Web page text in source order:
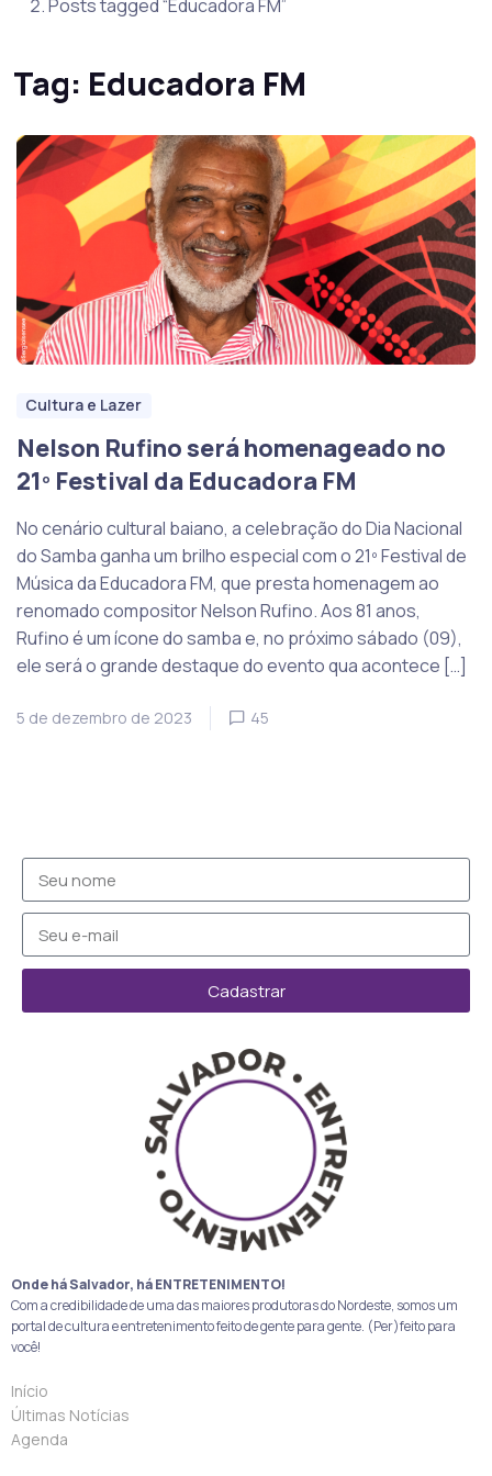
Posts tagged “Educadora FM”
Tag: Educadora FM
Cultura e Lazer
Nelson Rufino será homenageado no
21º Festival da Educadora FM
No cenário cultural baiano, a celebração do Dia Nacional
do Samba ganha um brilho especial com o 21º Festival de
Música da Educadora FM, que presta homenagem ao
renomado compositor Nelson Rufino. Aos 81 anos,
Rufino é um ícone do samba e, no próximo sábado (09),
ele será o grande destaque do evento qua acontece […]
5 de dezembro de 2023 45
Cadastrar
Onde há Salvador, há ENTRETENIMENTO!
Com a credibilidade de uma das maiores produtoras do Nordeste, somos um
portal de cultura e entretenimento feito de gente para gente. (Per)feito para
você!
Início
Últimas Notícias
Agenda